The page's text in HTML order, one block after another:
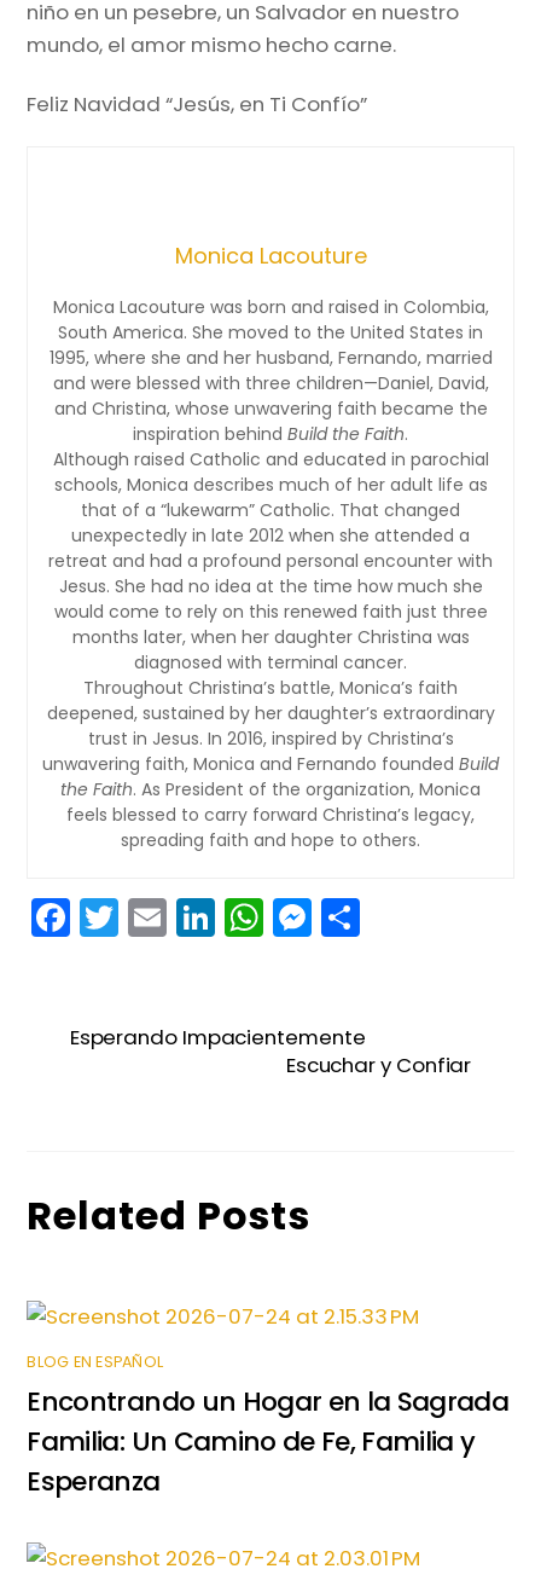
niño en un pesebre, un Salvador en nuestro
mundo, el amor mismo hecho carne.
Feliz Navidad “Jesús, en Ti Confío”
Monica Lacouture
Monica Lacouture was born and raised in Colombia,
South America. She moved to the United States in
1995, where she and her husband, Fernando, married
and were blessed with three children—Daniel, David,
and Christina, whose unwavering faith became the
inspiration behind Build the Faith.
Although raised Catholic and educated in parochial
schools, Monica describes much of her adult life as
that of a “lukewarm” Catholic. That changed
unexpectedly in late 2012 when she attended a
retreat and had a profound personal encounter with
Jesus. She had no idea at the time how much she
would come to rely on this renewed faith just three
months later, when her daughter Christina was
diagnosed with terminal cancer.
Throughout Christina’s battle, Monica’s faith
deepened, sustained by her daughter’s extraordinary
trust in Jesus. In 2016, inspired by Christina’s
unwavering faith, Monica and Fernando founded Build
the Faith. As President of the organization, Monica
feels blessed to carry forward Christina’s legacy,
spreading faith and hope to others.
F
e
k
T
er
E
l
Li
e
W
ts
A
M
s
e
e
Esperando Impacientemente
Escuchar y Confiar
Related Posts
BLOG EN ESPAÑOL
Encontrando un Hogar en la Sagrada
Familia: Un Camino de Fe, Familia y
Esperanza